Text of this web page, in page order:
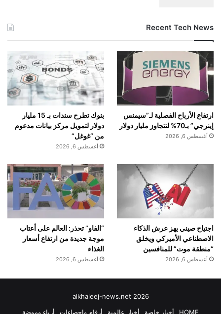
Recent Tech News
ارتفاع الأرباح الفصلية لـ”سيمنس
إينرجي” بـ70% لتتجاوز مليار دولار
أغسطس 6, 2026
بنوك تطرح سندات بـ 15 مليار
دولار لتمويل مركز بيانات مدعوم
من “غوغل”
أغسطس 6, 2026
اجتياح صيني يهز عرش الذكاء
الاصطناعي الأميركي ويخلق
“منطقة موت” للمنافسين
أغسطس 6, 2026
“الفاو” تحذر: العالم على أعتاب
موجة جديدة من ارتفاع أسعار
الغذاء
أغسطس 6, 2026
alkhaleej-news.net 2026
HOME
أخبار خاصة أخبار عالمية أرقام وإحصاءات أزياء وموضة